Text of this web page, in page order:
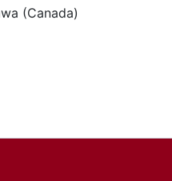
(Canada)